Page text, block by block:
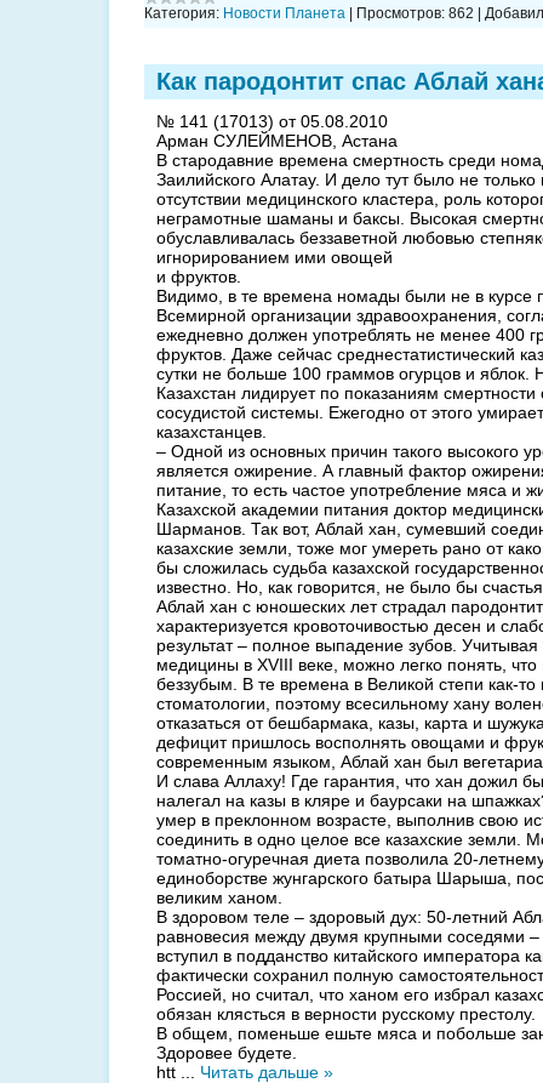
Категория: Новости Планета | Просмотров: 862 |
Как пародонтит спас Аблай
№ 141 (17013) от 05.08.2010
Арман СУЛЕЙМЕНОВ, Астана
В стародавние времена смертность среди
Заилийского Алатау. И дело тут было не
отсутствии медицинского кластера, роль
неграмотные шаманы и баксы. Высокая
обуславливалась беззаветной любовью
игнорированием ими овощей
и фруктов.
Видимо, в те времена номады были не в курсе
Всемирной организации здравоохранения,
ежедневно должен употреблять не менее 400
фруктов. Даже сейчас среднестатистический
сутки не больше 100 граммов огурцов и яблок.
Казахстан лидирует по показаниям
сосудистой системы. Ежегодно от этого
казахстанцев.
– Одной из основных причин такого высокого
является ожирение. А главный фактор
питание, то есть частое употребление мяса и
Казахской академии питания доктор
Шарманов. Так вот, Аблай хан, сумевший
казахские земли, тоже мог умереть рано от
бы сложилась судьба казахской
известно. Но, как говорится, не было бы
Аблай хан с юношеских лет страдал
характеризуется кровоточивостью десен и
результат – полное выпадение зубов. Учитывая
медицины в XVIII веке, можно легко понять,
беззубым. В те времена в Великой степи как-
стоматологии, поэтому всесильному хану
отказаться от бешбармака, казы, карта и
дефицит пришлось восполнять овощами и
современным языком, Аблай хан был
И слава Аллаху! Где гарантия, что хан дожил
налегал на казы в кляре и баурсаки на
умер в преклонном возрасте, выполнив свою
соединить в одно целое все казахские земли.
томатно-огуречная диета позволила 20-
единоборстве жунгарского батыра Шарыша,
великим ханом.
В здоровом теле – здоровый дух: 50-летний
равновесия между двумя крупными соседями
вступил в подданство китайского императора
фактически сохранил полную
Россией, но считал, что ханом его избрал
обязан клясться в верности русскому престолу.
В общем, поменьше ешьте мяса и побольше
Здоровее будете.
htt
Читать дальше »